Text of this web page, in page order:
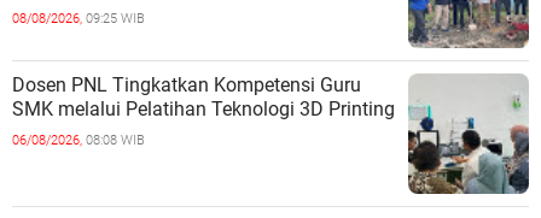
08/08/2026, 09:25 WIB
Dosen PNL Tingkatkan Kompetensi Guru
SMK melalui Pelatihan Teknologi 3D Printing
06/08/2026, 08:08 WIB